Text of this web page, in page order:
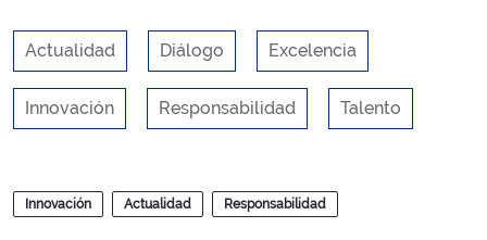
Actualidad Diálogo Excelencia
Innovación Responsabilidad Talento
Blogs
Innovación Actualidad Responsabilidad